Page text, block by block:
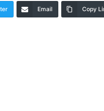
Email Copy